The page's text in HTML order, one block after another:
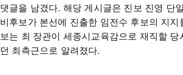
댓글을 남겼다. 해당 게시글은 진보 진영 단
비후보가 본선에 진출한 임전수 후보의 지
보는 최 장관이 세종시교육감으로 재직할
던 최측근으로 알려졌다.